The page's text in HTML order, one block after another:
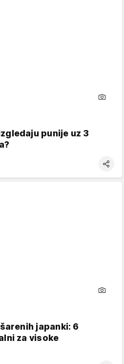
punije uz 3
japanki: 6
za visoke